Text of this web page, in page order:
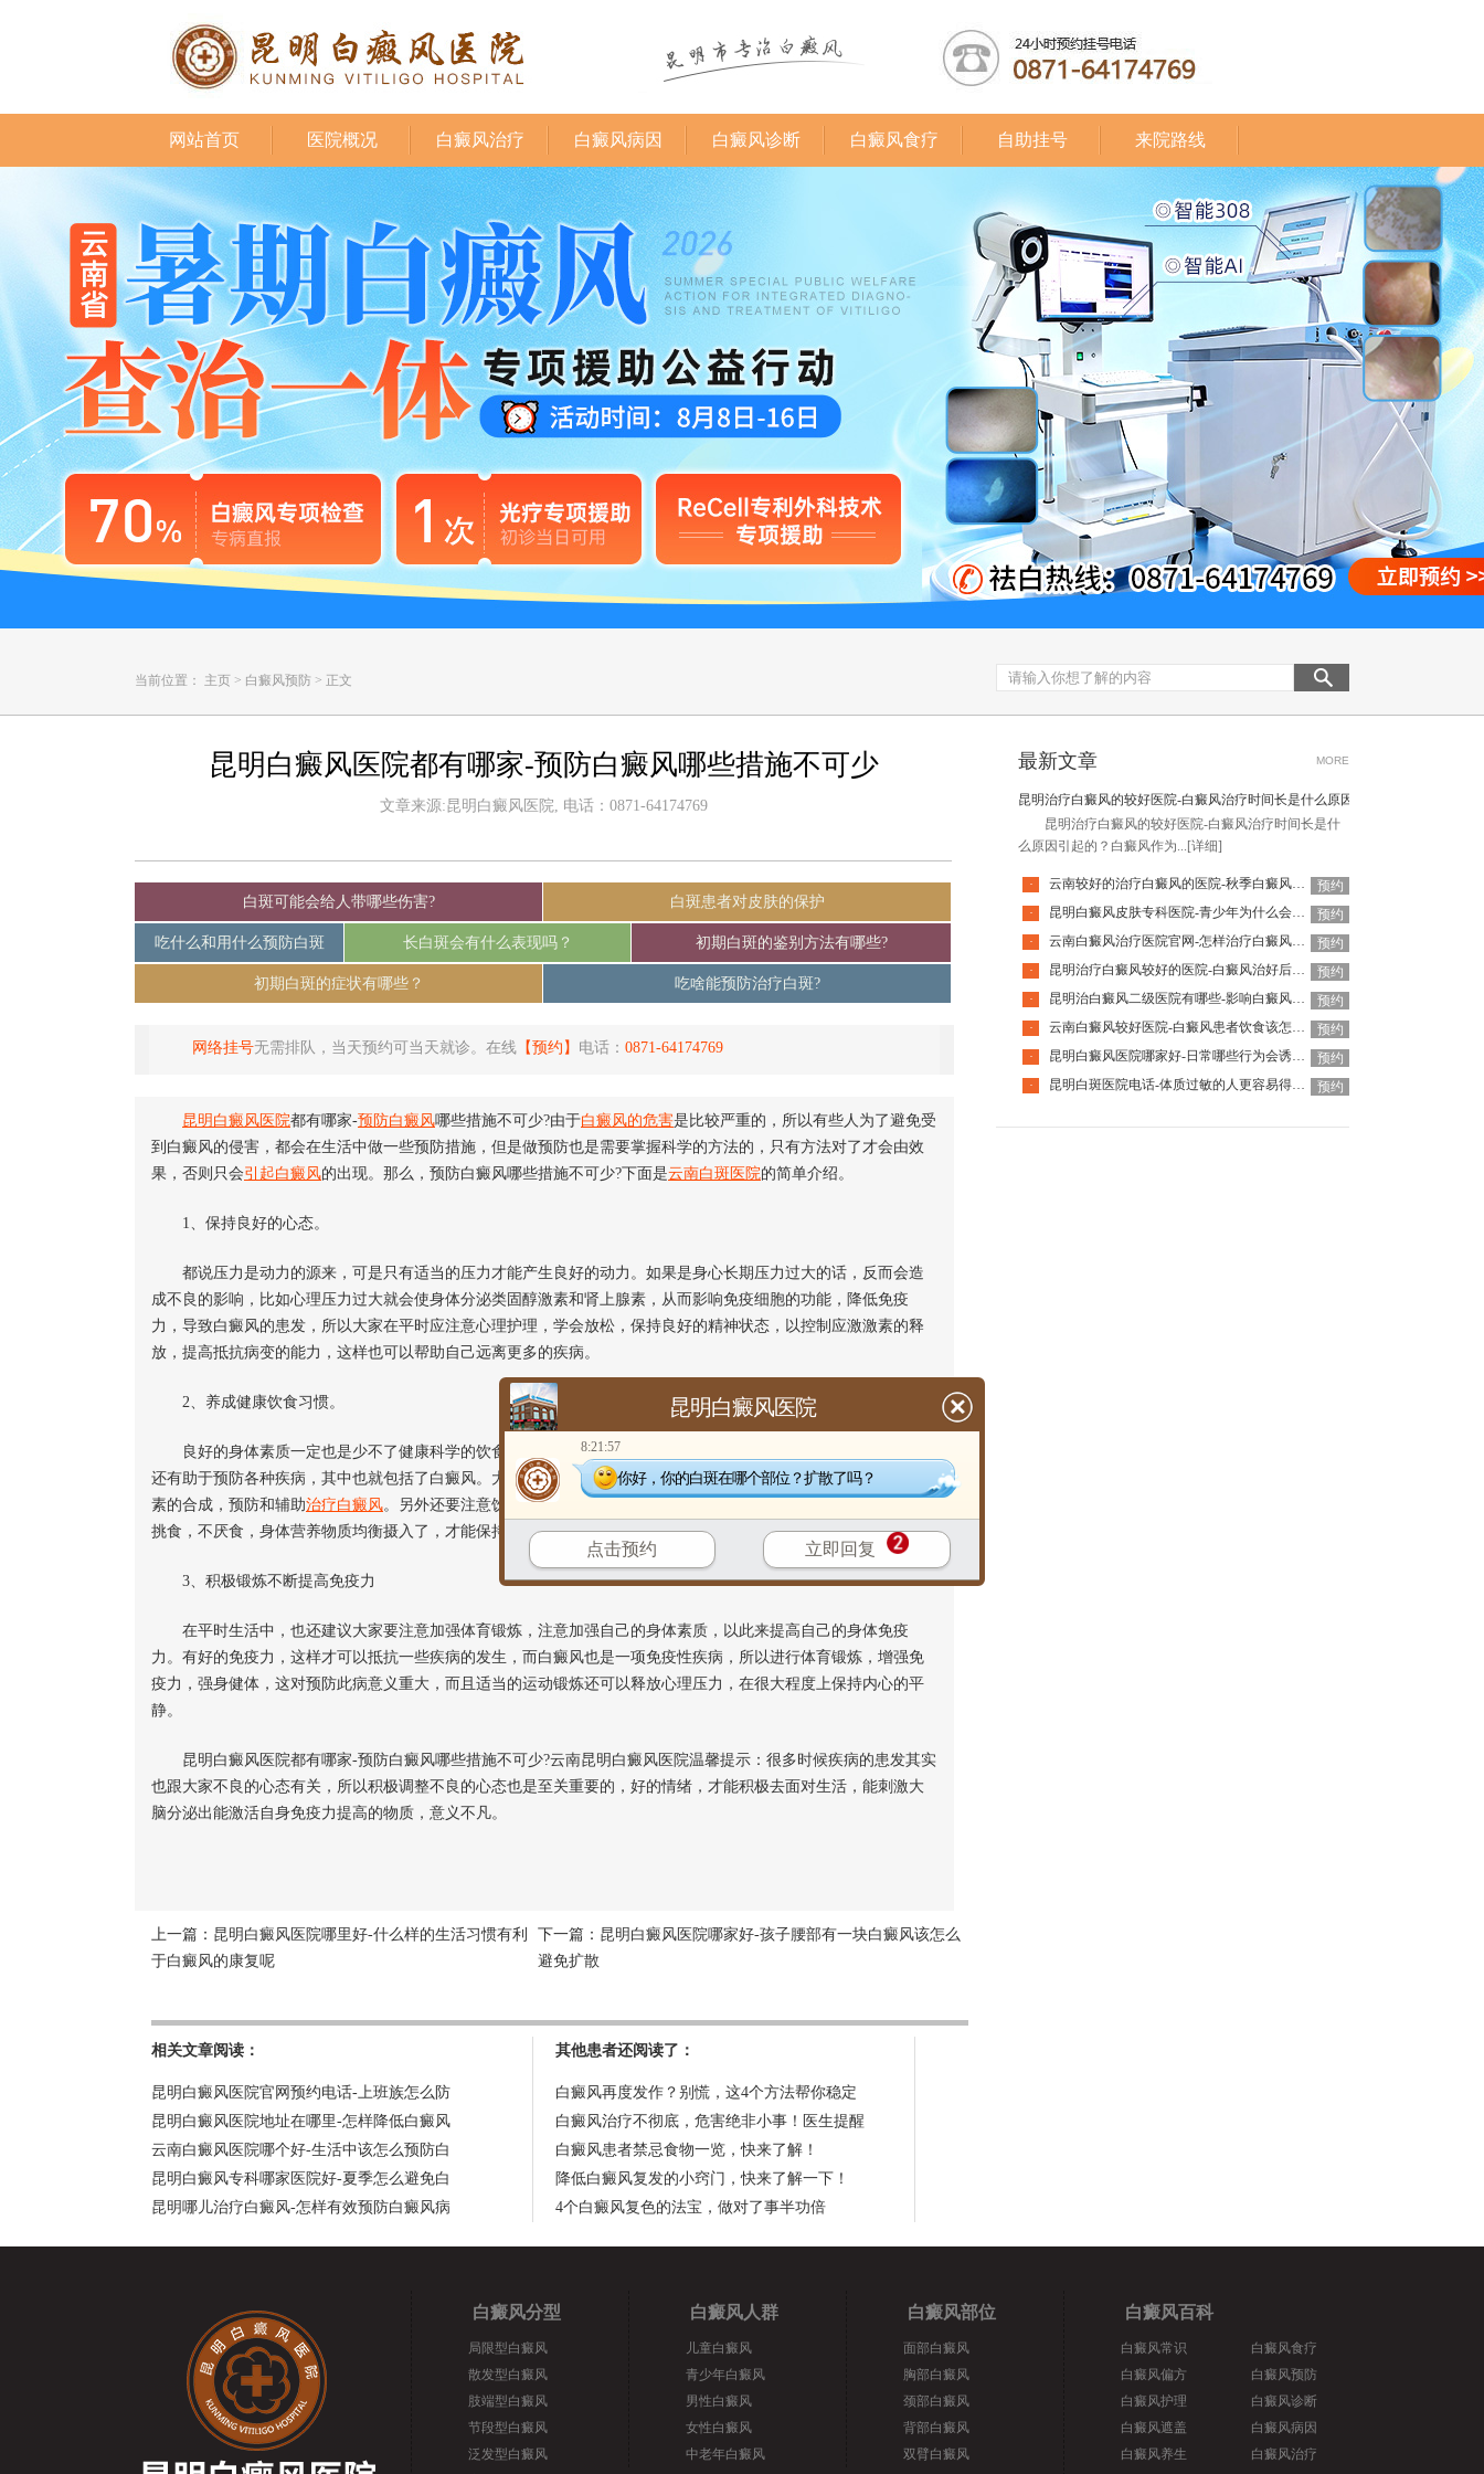
网站首页 医院概况 白癜风治疗 白癜风病因 白癜风诊断 白癜风食疗 自助挂号 来院路线
当前位置： 主页 > 白癜风预防 > 正文
昆明白癜风医院都有哪家-预防白癜风哪些措施不可少
文章来源:昆明白癜风医院, 电话：0871-64174769
白斑可能会给人带哪些伤害? 白斑患者对皮肤的保护
吃什么和用什么预防白斑 长白斑会有什么表现吗？ 初期白斑的鉴别方法有哪些?
初期白斑的症状有哪些？ 吃啥能预防治疗白斑?
网络挂号无需排队，当天预约可当天就诊。在线 【预约】 电话： 0871-64174769
昆明白癜风医院都有哪家-预防白癜风哪些措施不可少?由于白癜风的危害是比较严重的，所以有些人为了避免受
到白癜风的侵害，都会在生活中做一些预防措施，但是做预防也是需要掌握科学的方法的，只有方法对了才会由效
果，否则只会引起白癜风的出现。那么，预防白癜风哪些措施不可少?下面是云南白斑医院的简单介绍。
1、保持良好的心态。
都说压力是动力的源来，可是只有适当的压力才能产生良好的动力。如果是身心长期压力过大的话，反而会造
成不良的影响，比如心理压力过大就会使身体分泌类固醇激素和肾上腺素，从而影响免疫细胞的功能，降低免疫
力，导致白癜风的患发，所以大家在平时应注意心理护理，学会放松，保持良好的精神状态，以控制应激激素的释
放，提高抵抗病变的能力，这样也可以帮助自己远离更多的疾病。
2、养成健康饮食习惯。
良好的身体素质一定也是少不了健康科学的饮食来助力的。要知道健康的饮食习惯不但可以增强人体免疫力，
还有助于预防各种疾病，其中也就包括了白癜风。大家每天可多吃富含酪氨酸和微量元素的食物，以帮助正常黑色
素的合成，预防和辅助治疗白癜风。另外还要注意饮食不能只偏好于吃自己喜欢的，要做到均衡饮食，不偏食，不
挑食，不厌食，身体营养物质均衡摄入了，才能保持身体健康。
3、积极锻炼不断提高免疫力
在平时生活中，也还建议大家要注意加强体育锻炼，注意加强自己的身体素质，以此来提高自己的身体免疫
力。有好的免疫力，这样才可以抵抗一些疾病的发生，而白癜风也是一项免疫性疾病，所以进行体育锻炼，增强免
疫力，强身健体，这对预防此病意义重大，而且适当的运动锻炼还可以释放心理压力，在很大程度上保持内心的平
静。
昆明白癜风医院都有哪家-预防白癜风哪些措施不可少?云南昆明白癜风医院温馨提示：很多时候疾病的患发其实
也跟大家不良的心态有关，所以积极调整不良的心态也是至关重要的，好的情绪，才能积极去面对生活，能刺激大
脑分泌出能激活自身免疫力提高的物质，意义不凡。
上一篇： 昆明白癜风医院哪里好-什么样的生活习惯有利
于白癜风的康复呢
下一篇： 昆明白癜风医院哪家好-孩子腰部有一块白癜风该怎么
避免扩散
相关文章阅读：
昆明白癜风医院官网预约电话-上班族怎么防
昆明白癜风医院地址在哪里-怎样降低白癜风
云南白癜风医院哪个好-生活中该怎么预防白
昆明白癜风专科哪家医院好-夏季怎么避免白
昆明哪儿治疗白癜风-怎样有效预防白癜风病
其他患者还阅读了：
白癜风再度发作？别慌，这4个方法帮你稳定
白癜风治疗不彻底，危害绝非小事！医生提醒
白癜风患者禁忌食物一览，快来了解！
降低白癜风复发的小窍门，快来了解一下！
4个白癜风复色的法宝，做对了事半功倍
最新文章 MORE
昆明治疗白癜风的较好医院-白癜风治疗时间长是什么原因引起的
昆明治疗白癜风的较好医院-白癜风治疗时间长是什
么原因引起的？白癜风作为... [详细]
· 云南较好的治疗白癜风的医院-秋季白癜风该怎么护理
预约
·
昆明白癜风皮肤专科医院-青少年为什么会得白癜风呢
预约
·
云南白癜风治疗医院官网-怎样治疗白癜风才有效
预约
·
昆明治疗白癜风较好的医院-白癜风治好后还会复发吗
预约
·
昆明治白癜风二级医院有哪些-影响白癜风恢复的因素有哪些
预约
·
云南白癜风较好医院-白癜风患者饮食该怎么调整
预约
·
昆明白癜风医院哪家好-日常哪些行为会诱发白癜风呢
预约
·
昆明白斑医院电话-体质过敏的人更容易得白癜风吗 预约
白癜风分型
局限型白癜风
散发型白癜风
肢端型白癜风
节段型白癜风
泛发型白癜风
白癜风人群
儿童白癜风
青少年白癜风
男性白癜风
女性白癜风
中老年白癜风
白癜风部位
面部白癜风
胸部白癜风
颈部白癜风
背部白癜风
双臂白癜风
白癜风百科
白癜风常识
白癜风偏方
白癜风护理
白癜风遮盖
白癜风养生
白癜风食疗
白癜风预防
白癜风诊断
白癜风病因
白癜风治疗
昆明白癜风医院
8:21:57
你好，你的白斑在哪个部位？扩散了吗？
点击预约 立即回复